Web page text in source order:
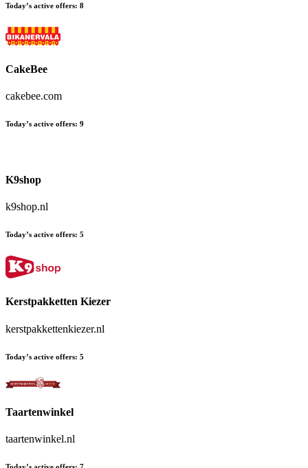
Today’s active offers: 8
CakeBee
cakebee.com
Today’s active offers: 9
K9shop
k9shop.nl
Today’s active offers: 5
Kerstpakketten Kiezer
kerstpakkettenkiezer.nl
Today’s active offers: 5
Taartenwinkel
taartenwinkel.nl